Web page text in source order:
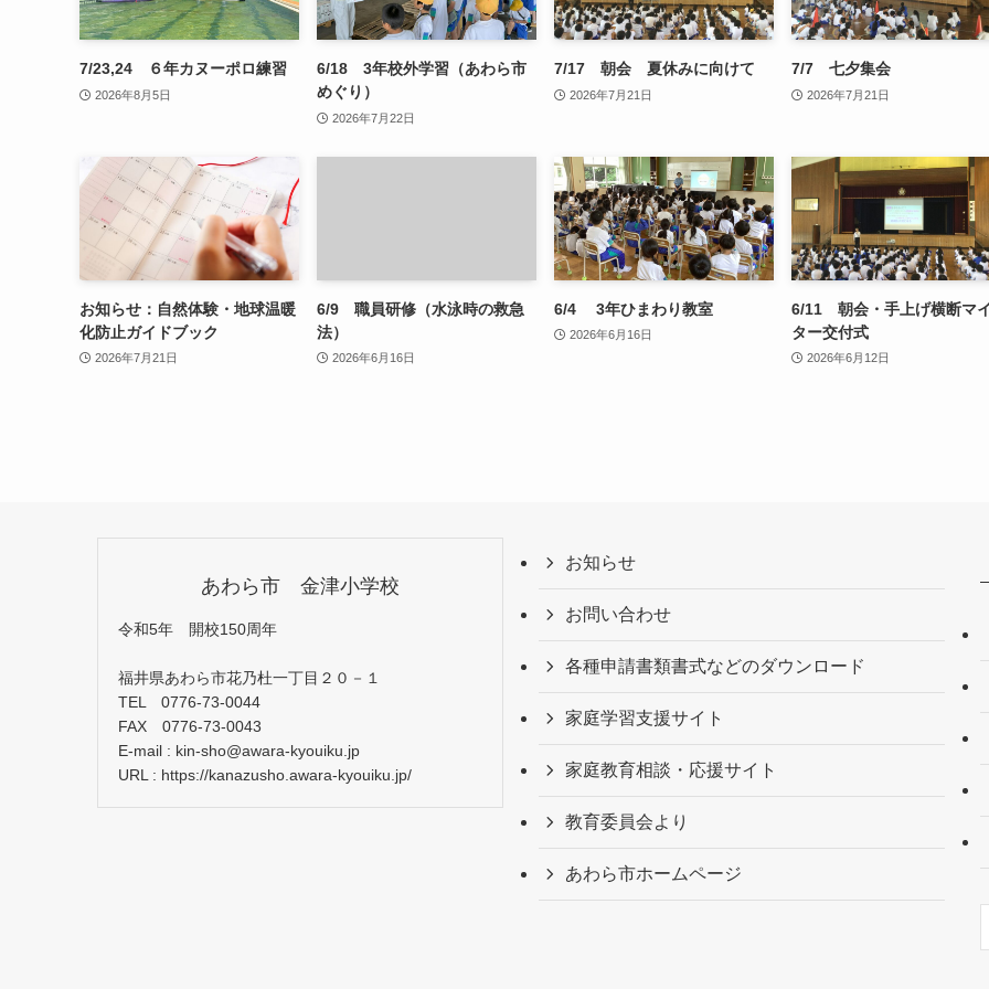
7/23,24 ６年カヌーポロ練習
2026年8月5日
6/18 3年校外学習（あわら市
めぐり）
2026年7月22日
7/17 朝会 夏休みに向けて
2026年7月21日
7/7 七夕集会
2026年7月21日
お知らせ：自然体験・地球温暖
化防止ガイドブック
2026年7月21日
6/9 職員研修（水泳時の救急
法）
2026年6月16日
6/4 3年ひまわり教室
2026年6月16日
6/11 朝会・手上げ横断マ
ター交付式
2026年6月12日
あわら市 金津小学校
令和5年 開校150周年
福井県あわら市花乃杜一丁目２０－１
TEL 0776-73-0044
FAX 0776-73-0043
E-mail : kin-sho@awara-kyouiku.jp
URL : https://kanazusho.awara-kyouiku.jp/
お知らせ
お問い合わせ
各種申請書類書式などのダウンロード
家庭学習支援サイト
家庭教育相談・応援サイト
教育委員会より
あわら市ホームページ